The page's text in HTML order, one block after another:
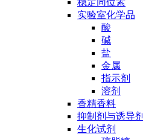
稳定同位素
实验室化学品
酸
碱
盐
金属
指示剂
溶剂
香精香料
抑制剂与诱导剂
生化试剂